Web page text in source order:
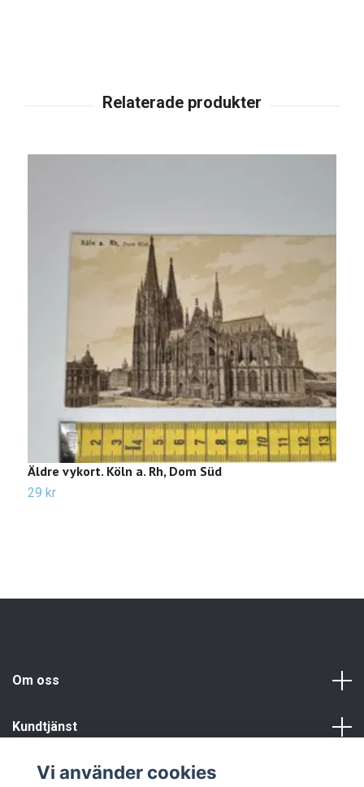
Äldre vykort. Köln a. Rh, Dom Süd
29 kr
Om oss
Kundtjänst
Vi använder cookies